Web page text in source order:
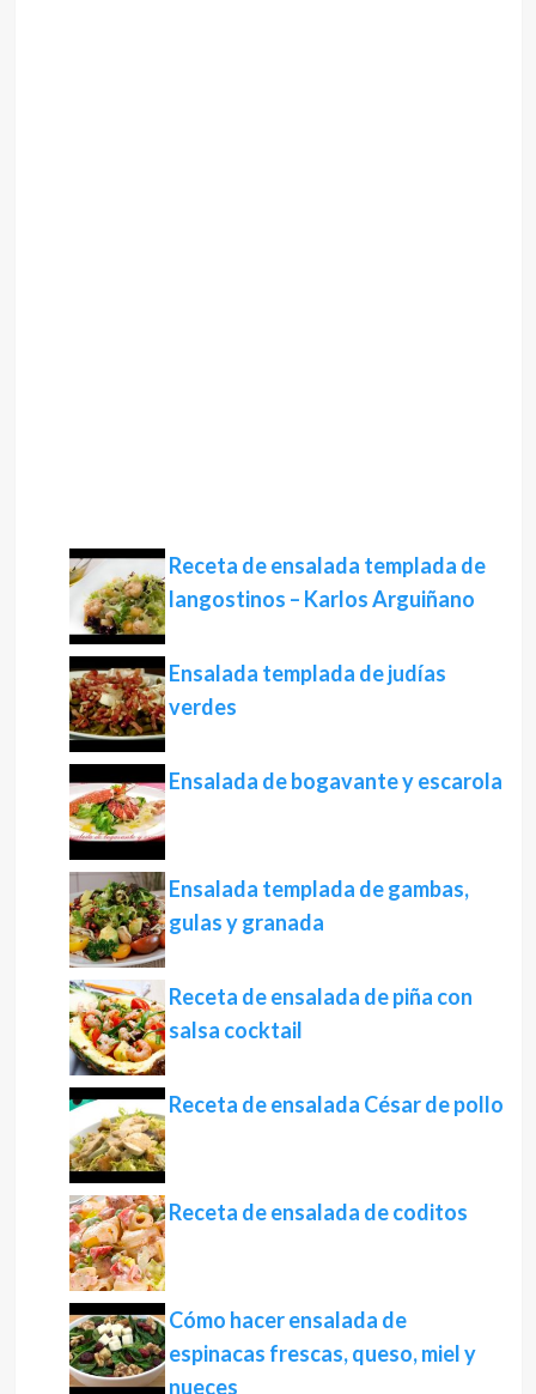
Receta de ensalada templada de
langostinos – Karlos Arguiñano
Ensalada templada de judías
verdes
Ensalada de bogavante y escarola
Ensalada templada de gambas,
gulas y granada
Receta de ensalada de piña con
salsa cocktail
Receta de ensalada César de pollo
Receta de ensalada de coditos
Cómo hacer ensalada de
espinacas frescas, queso, miel y
nueces